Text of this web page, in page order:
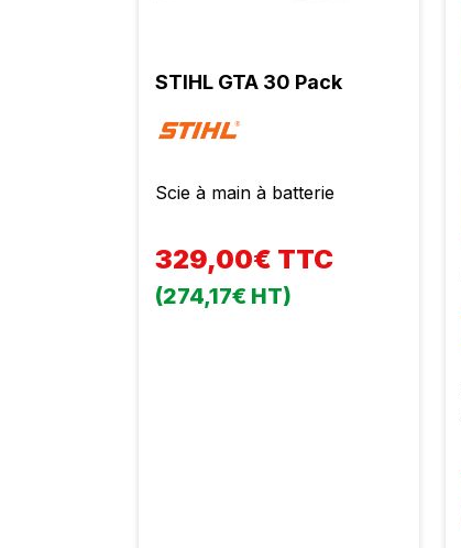
STIHL GTA 30 Pack
Scie à main à batterie
329,00€ TTC
(274,17€ HT)